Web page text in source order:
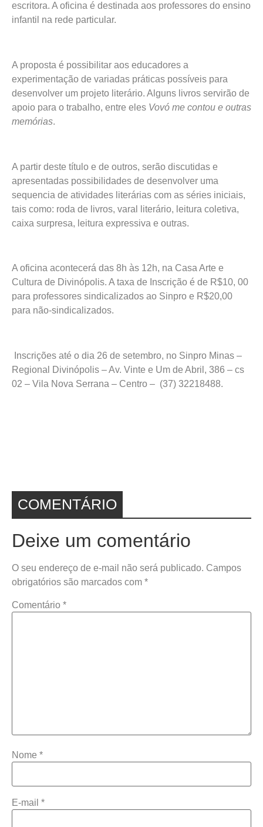
escritora. A oficina é destinada aos professores do ensino
infantil na rede particular.
A proposta é possibilitar aos educadores a
experimentação de variadas práticas possíveis para
desenvolver um projeto literário. Alguns livros servirão de
apoio para o trabalho, entre eles Vovó me contou e outras
memórias.
A partir deste título e de outros, serão discutidas e
apresentadas possibilidades de desenvolver uma
sequencia de atividades literárias com as séries iniciais,
tais como: roda de livros, varal literário, leitura coletiva,
caixa surpresa, leitura expressiva e outras.
A oficina acontecerá das 8h às 12h, na Casa Arte e
Cultura de Divinópolis. A taxa de Inscrição é de R$10, 00
para professores sindicalizados ao Sinpro e R$20,00
para não-sindicalizados.
Inscrições até o dia 26 de setembro, no Sinpro Minas –
Regional Divinópolis – Av. Vinte e Um de Abril, 386 – cs
02 – Vila Nova Serrana – Centro – (37) 32218488.
COMENTÁRIO
Deixe um comentário
O seu endereço de e-mail não será publicado. Campos
obrigatórios são marcados com *
Comentário *
Nome *
E-mail *